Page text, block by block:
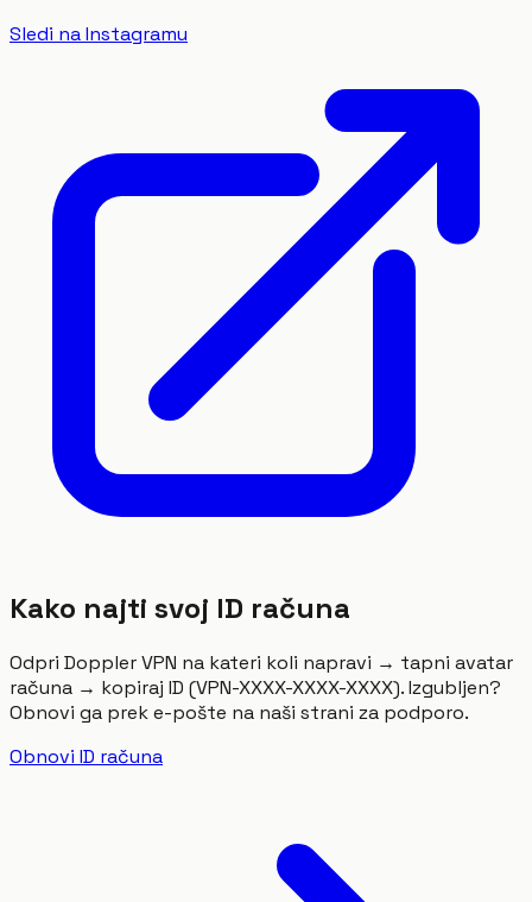
Sledi na Instagramu
Kako najti svoj ID računa
Odpri Doppler VPN na kateri koli napravi → tapni avatar
računa → kopiraj ID (VPN-XXXX-XXXX-XXXX). Izgubljen?
Obnovi ga prek e-pošte na naši strani za podporo.
Obnovi ID računa